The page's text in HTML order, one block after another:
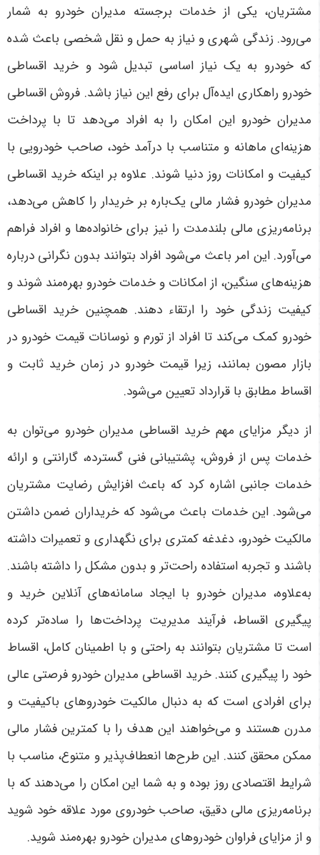
مشتریان، یکی از خدمات برجسته مدیران خودرو به شمار
می‌رود. زندگی شهری و نیاز به حمل و نقل شخصی باعث شده
که خودرو به یک نیاز اساسی تبدیل شود و خرید اقساطی
خودرو راهکاری ایده‌آل برای رفع این نیاز باشد. فروش اقساطی
مدیران خودرو این امکان را به افراد می‌دهد تا با پرداخت
هزینه‌ای ماهانه و متناسب با درآمد خود، صاحب خودرویی با
کیفیت و امکانات روز دنیا شوند. علاوه بر اینکه خرید اقساطی
مدیران خودرو فشار مالی یک‌باره بر خریدار را کاهش می‌دهد،
برنامه‌ریزی مالی بلندمدت را نیز برای خانواده‌ها و افراد فراهم
می‌آورد. این امر باعث می‌شود افراد بتوانند بدون نگرانی درباره
هزینه‌های سنگین، از امکانات و خدمات خودرو بهره‌مند شوند و
کیفیت زندگی خود را ارتقاء دهند. همچنین خرید اقساطی
خودرو کمک می‌کند تا افراد از تورم و نوسانات قیمت خودرو در
بازار مصون بمانند، زیرا قیمت خودرو در زمان خرید ثابت و
اقساط مطابق با قرارداد تعیین می‌شود.
از دیگر مزایای مهم خرید اقساطی مدیران خودرو می‌توان به
خدمات پس از فروش، پشتیبانی فنی گسترده، گارانتی و ارائه
خدمات جانبی اشاره کرد که باعث افزایش رضایت مشتریان
می‌شود. این خدمات باعث می‌شود که خریداران ضمن داشتن
مالکیت خودرو، دغدغه کمتری برای نگهداری و تعمیرات داشته
باشند و تجربه استفاده راحت‌تر و بدون مشکل را داشته باشند.
به‌علاوه، مدیران خودرو با ایجاد سامانه‌های آنلاین خرید و
پیگیری اقساط، فرآیند مدیریت پرداخت‌ها را ساده‌تر کرده
است تا مشتریان بتوانند به راحتی و با اطمینان کامل، اقساط
خود را پیگیری کنند.خرید اقساطی مدیران خودرو فرصتی عالی
برای افرادی است که به دنبال مالکیت خودروهای باکیفیت و
مدرن هستند و می‌خواهند این هدف را با کمترین فشار مالی
ممکن محقق کنند. این طرح‌ها انعطاف‌پذیر و متنوع، مناسب با
شرایط اقتصادی روز بوده و به شما این امکان را می‌دهند که با
برنامه‌ریزی مالی دقیق، صاحب خودروی مورد علاقه خود شوید
و از مزایای فراوان خودروهای مدیران خودرو بهره‌مند شوید.